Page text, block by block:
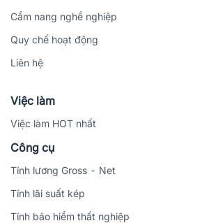
Cẩm nang nghề nghiệp
Quy chế hoạt động
Liên hệ
Việc làm
Việc làm HOT nhất
Công cụ
Tính lương Gross - Net
Tính lãi suất kép
Tính bảo hiểm thất nghiệp